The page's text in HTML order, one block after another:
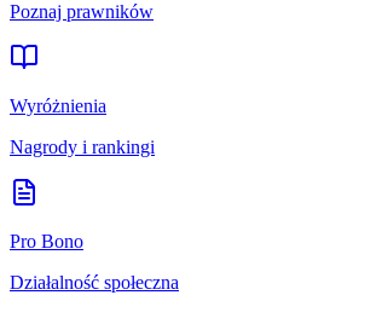
Poznaj prawników
Wyróżnienia
Nagrody i rankingi
Pro Bono
Działalność społeczna